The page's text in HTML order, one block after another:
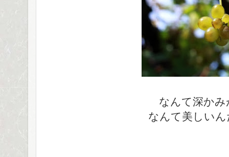
なんて深か
なんて美しい